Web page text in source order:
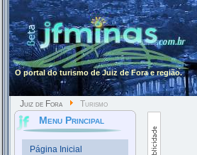
O portal do turismo de Juiz de Fora e região.
Juiz de Fora Turismo
Menu Principal
Página Inicial